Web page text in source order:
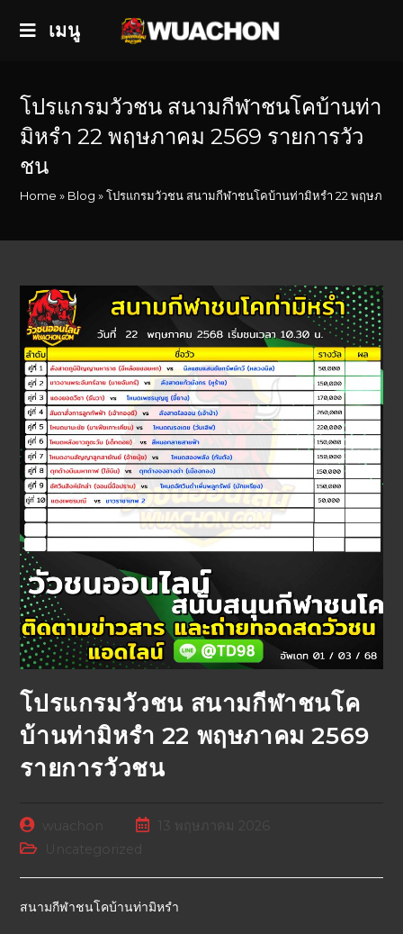
เมนู
โปรแกรมวัวชน สนามกีฬาชนโคบ้านท่า
มิหรำ 22 พฤษภาคม 2569 รายการวัว
ชน
Home » Blog »โปรแกรมวัวชน สนามกีฬาชนโคบ้านท่ามิหรำ 22 พฤษภาค
โปรแกรมวัวชน สนามกีฬาชนโค
บ้านท่ามิหรำ 22 พฤษภาคม 2569
รายการวัวชน
13 พฤษภาคม 2026
Uncategorized
สนามกีฬาชนโคบ้านท่ามิหรำ